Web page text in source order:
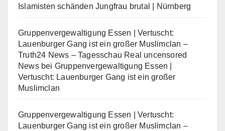
Islamisten schänden Jungfrau brutal | Nürnberg
Gruppenvergewaltigung Essen | Vertuscht:
Lauenburger Gang ist ein großer Muslimclan –
Truth24 News – Tagesschau Real uncensored
Newsbei Gruppenvergewaltigung Essen |
Vertuscht: Lauenburger Gang ist ein großer
Muslimclan
Gruppenvergewaltigung Essen | Vertuscht:
Lauenburger Gang ist ein großer Muslimclan –